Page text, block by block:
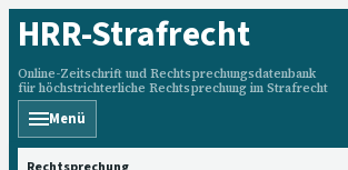
HRR-Strafrecht
Online-Zeitschrift und Rechtsprechungsdatenbank
für höchstrichterliche Rechtsprechung im Strafrecht
Menü
HRRS durchsuchen